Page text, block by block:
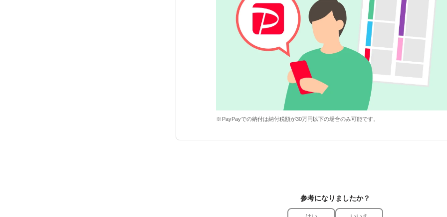
PayPayでの納付は納付税額が30万円以下の場合のみ可能です。
参考になりましたか？